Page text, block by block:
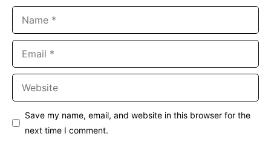
Save my name, email, and website in this browser for the
next time I comment.